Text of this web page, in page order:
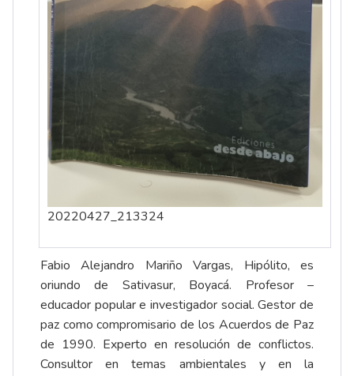
20220427_213324
Fabio Alejandro Mariño Vargas, Hipólito, es
oriundo de Sativasur, Boyacá. Profesor –
educador popular e investigador social. Gestor de
paz como compromisario de los Acuerdos de Paz
de 1990. Experto en resolución de conflictos.
Consultor en temas ambientales y en la